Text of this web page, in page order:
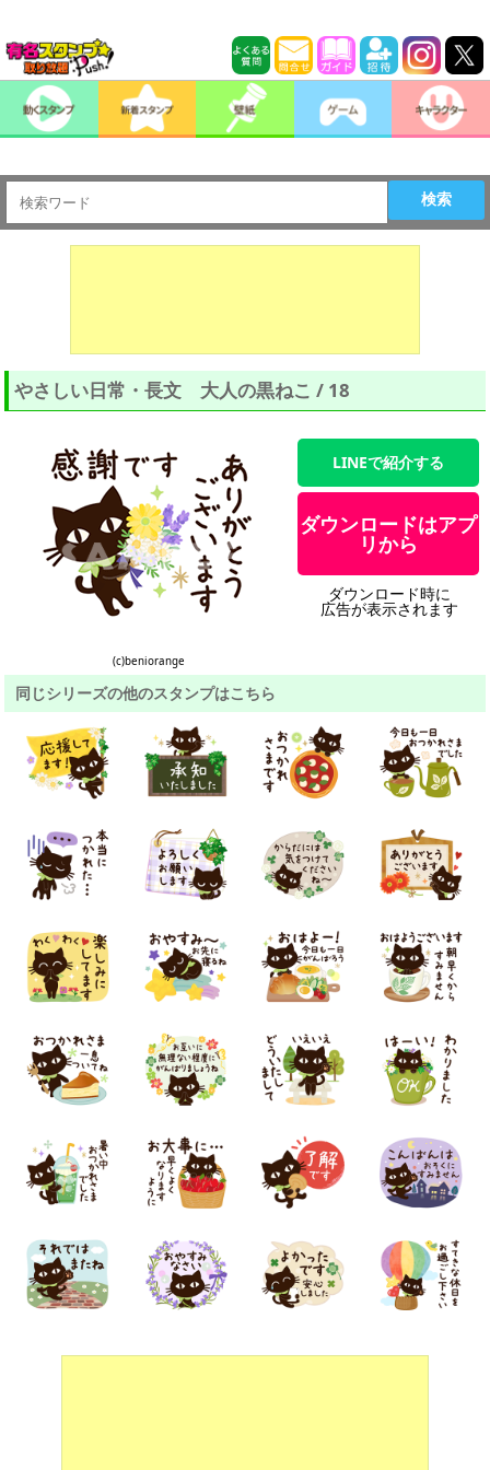
検索
やさしい日常・長文 大人の黒ねこ / 18
(c)beniorange
LINEで紹介する
ダウンロードはアプ
リから
ダウンロード時に
広告が表示されます
同じシリーズの他のスタンプはこちら